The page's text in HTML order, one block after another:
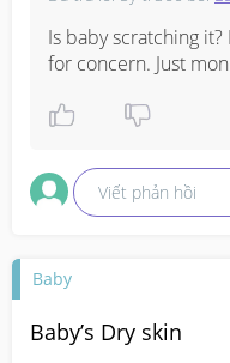
Is baby scratching it?
for concern. Just
Viết phản hồi
Baby
Baby’s Dry skin